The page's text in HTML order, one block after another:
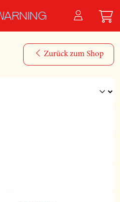
Zurück zum Shop